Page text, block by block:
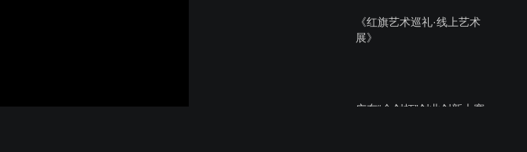
《红旗艺术巡礼·线上艺术
展》
广东“众创杯”创业创新大赛